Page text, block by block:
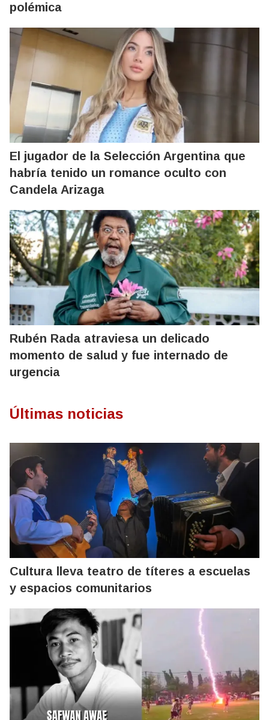
polémica
El jugador de la Selección Argentina que
habría tenido un romance oculto con
Candela Arizaga
Rubén Rada atraviesa un delicado
momento de salud y fue internado de
urgencia
Últimas noticias
Cultura lleva teatro de títeres a escuelas
y espacios comunitarios